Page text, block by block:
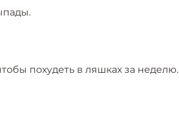
похудеть в ляшках за неделю.